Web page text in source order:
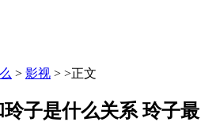
> 影视 > >正文
玲子是什么关系 玲子最